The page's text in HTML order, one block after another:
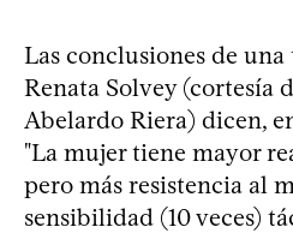
Las conclusiones de
Renata Solvey (cortesía
Abelardo Riera) dicen,
"La mujer tiene mayor
pero más resistencia al
sensibilidad (10 veces)